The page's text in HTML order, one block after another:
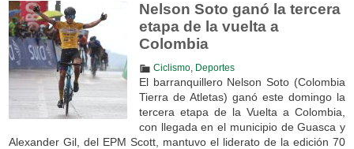
Nelson Soto ganó la tercera
etapa de la vuelta a
Colombia
Ciclismo, Deportes
El barranquillero Nelson Soto (Colombia
Tierra de Atletas) ganó este domingo la
tercera etapa de la Vuelta a Colombia,
con llegada en el municipio de Guasca y
Alexander Gil, del EPM Scott, mantuvo el liderato de la edición 70